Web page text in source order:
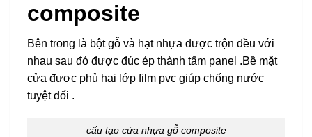
composite
Bên trong là bột gỗ và hạt nhựa được trộn đều với
nhau sau đó được đúc ép thành tấm panel .Bề mặt
cửa được phủ hai lớp film pvc giúp chống nước
tuyệt đối .
cấu tạo cửa nhựa gỗ composite